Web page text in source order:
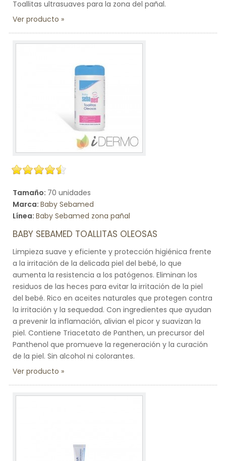
Toallitas ultrasuaves para la zona del pañal.
Ver producto
Tamaño: 70 unidades
Marca: Baby Sebamed
Línea: Baby Sebamed zona pañal
BABY SEBAMED TOALLITAS OLEOSAS
Limpieza suave y eficiente y protección higiénica frente
a la irritación de la delicada piel del bebé, lo que
aumenta la resistencia a los patógenos. Eliminan los
residuos de las heces para evitar la irritación de la piel
del bebé. Rico en aceites naturales que protegen contra
la irritación y la sequedad. Con ingredientes que ayudan
a prevenir la inflamación, alivian el picor y suavizan la
piel. Contiene Triacetato de Panthen, un precursor del
Panthenol que promueve la regeneración y la curación
de la piel. Sin alcohol ni colorantes.
Ver producto